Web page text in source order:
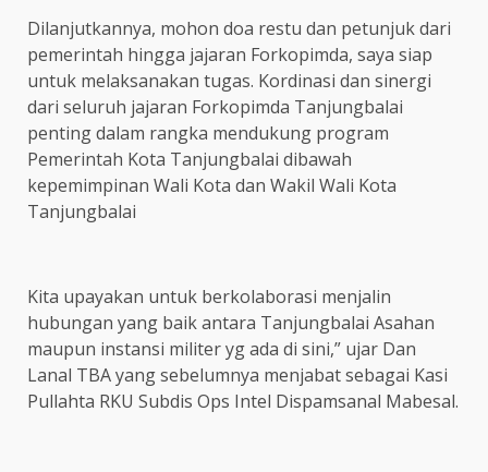
Dilanjutkannya, mohon doa restu dan petunjuk dari
pemerintah hingga jajaran Forkopimda, saya siap
untuk melaksanakan tugas. Kordinasi dan sinergi
dari seluruh jajaran Forkopimda Tanjungbalai
penting dalam rangka mendukung program
Pemerintah Kota Tanjungbalai dibawah
kepemimpinan Wali Kota dan Wakil Wali Kota
Tanjungbalai
Kita upayakan untuk berkolaborasi menjalin
hubungan yang baik antara Tanjungbalai Asahan
maupun instansi militer yg ada di sini,” ujar Dan
Lanal TBA yang sebelumnya menjabat sebagai Kasi
Pullahta RKU Subdis Ops Intel Dispamsanal Mabesal.